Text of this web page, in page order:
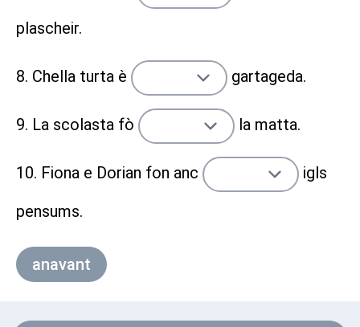
plascheir.
8. Chella turta è gartageda.
9. La scolasta fò la matta.
10. Fiona e Dorian fon anc
igls
pensums.
anavant